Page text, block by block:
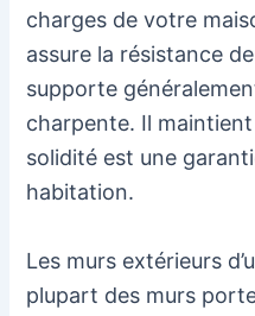
charges de votre
assure la résistance
supporte
charpente. Il
solidité est une
habitation.
Les murs extérieurs
plupart des murs